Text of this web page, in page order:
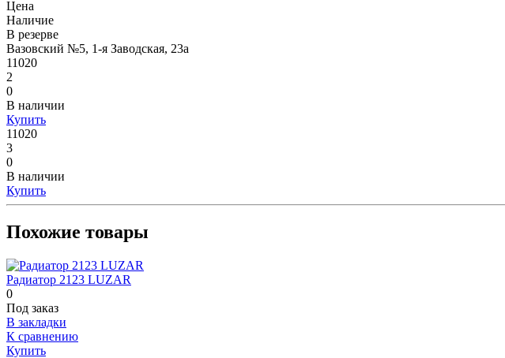
Цена
Наличие
В резерве
Вазовский №5, 1-я Заводская, 23а
11020
2
0
В наличии
Купить
11020
3
0
В наличии
Купить
Похожие товары
Радиатор 2123 LUZAR
0
Под заказ
В закладки
К сравнению
Купить